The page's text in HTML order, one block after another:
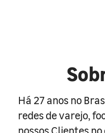
Há 27 anos no
redes de varejo,
nossos Clientes